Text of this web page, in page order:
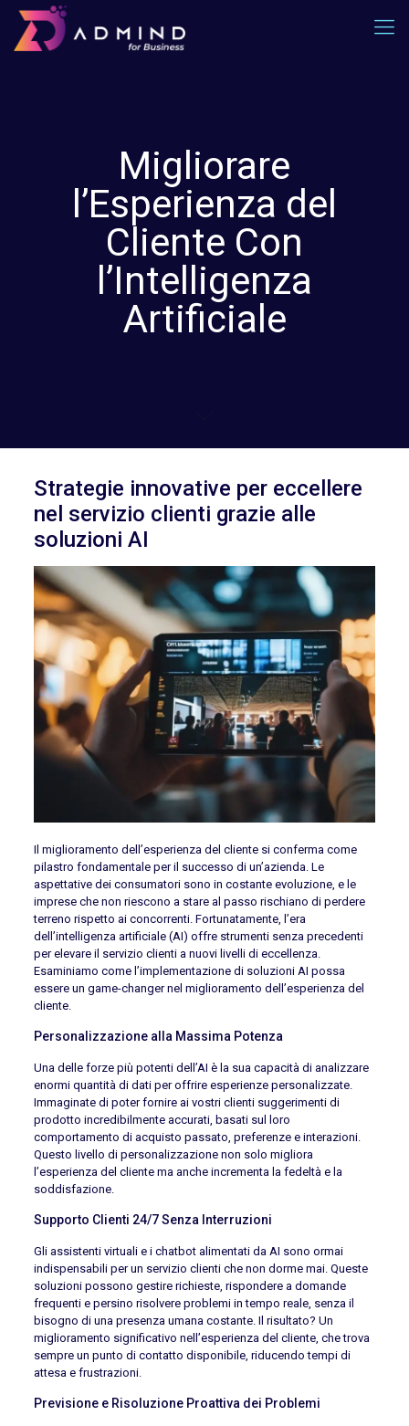
Migliorare
l’Esperienza del
Cliente Con
l’Intelligenza
Artificiale
Strategie innovative per eccellere
nel servizio clienti grazie alle
soluzioni AI
Il miglioramento dell’esperienza del cliente si conferma come
pilastro fondamentale per il successo di un’azienda. Le
aspettative dei consumatori sono in costante evoluzione, e le
imprese che non riescono a stare al passo rischiano di perdere
terreno rispetto ai concorrenti. Fortunatamente, l’era
dell’intelligenza artificiale (AI) offre strumenti senza precedenti
per elevare il servizio clienti a nuovi livelli di eccellenza.
Esaminiamo come l’implementazione di soluzioni AI possa
essere un game-changer nel miglioramento dell’esperienza del
cliente.
Personalizzazione alla Massima Potenza
Una delle forze più potenti dell’AI è la sua capacità di analizzare
enormi quantità di dati per offrire esperienze personalizzate.
Immaginate di poter fornire ai vostri clienti suggerimenti di
prodotto incredibilmente accurati, basati sul loro
comportamento di acquisto passato, preferenze e interazioni.
Questo livello di personalizzazione non solo migliora
l’esperienza del cliente ma anche incrementa la fedeltà e la
soddisfazione.
Supporto Clienti 24/7 Senza Interruzioni
Gli assistenti virtuali e i chatbot alimentati da AI sono ormai
indispensabili per un servizio clienti che non dorme mai. Queste
soluzioni possono gestire richieste, rispondere a domande
frequenti e persino risolvere problemi in tempo reale, senza il
bisogno di una presenza umana costante. Il risultato? Un
miglioramento significativo nell’esperienza del cliente, che trova
sempre un punto di contatto disponibile, riducendo tempi di
attesa e frustrazioni.
Previsione e Risoluzione Proattiva dei Problemi